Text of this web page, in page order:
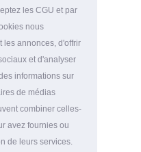
les CGU et par
nous
les annonces, d'offrir
et d'analyser
informations sur
de médias
combiner celles-
avez fournies ou
de leurs services.